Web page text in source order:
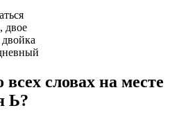
двое
словах на месте
Ь?